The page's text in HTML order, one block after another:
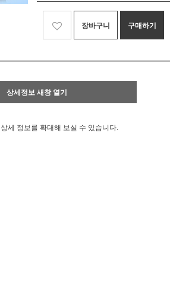
장바구니 구매하기
상세정보 새창 열기
상세 정보를 확대해 보실 수 있습니다.